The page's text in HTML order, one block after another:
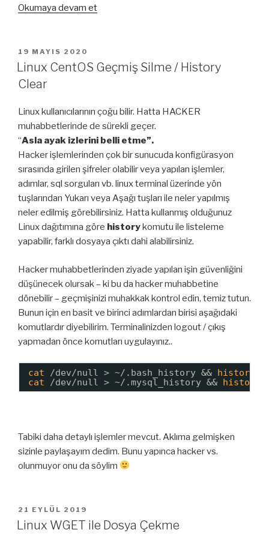
Okumaya devam et“Home-
Uygulamaları”
YAYIM
TARIHI
19 MAYIS 2020
Linux CentOS Geçmiş Silme / History
Clear
Linux kullanıcılarının çoğu bilir. Hatta HACKER
muhabbetlerinde de sürekli geçer.
“Asla ayak izlerini belli etme”.
Hacker işlemlerinden çok bir sunucuda konfigürasyon
sırasında girilen şifreler olabilir veya yapılan işlemler,
adımlar, sql sorguları vb. linux terminal üzerinde yön
tuşlarından Yukarı veya Aşağı tuşları ile neler yapılmış
neler edilmiş görebilirsiniz. Hatta kullanmış olduğunuz
Linux dağıtımına göre historykomutu ile listeleme
yapabilir, farklı dosyaya çıktı dahi alabilirsiniz.
Hacker muhabbetlerinden ziyade yapılan işin güvenliğini
düşünecek olursak – ki bu da hacker muhabbetine
dönebilir – geçmişinizi muhakkak kontrol edin, temiz tutun.
Bunun için en basit ve birinci adımlardan birisi aşağıdaki
komutlardır diyebilirim. Terminalinizden logout / çıkış
yapmadan önce komutları uygulayınız..
cat /dev/null > ~/.bash_history && history
cat
/dev/null > ~/.mysql_history && history
Tabiki daha detaylı işlemler mevcut. Aklıma gelmişken
sizinle paylaşayım dedim. Bunu yapınca hacker vs.
olunmuyor onu da söylim
YAYIM
TARIHI
21 EYLÜL 2019
Linux WGET ile Dosya Çekme